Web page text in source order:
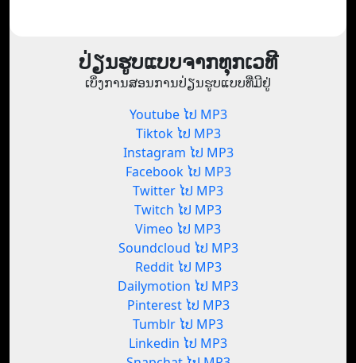
ປ່ຽນຮູບແບບຈາກທຸກເວທີ
ເບິ່ງການສອນການປ່ຽນຮູບແບບທີ່ມີຢູ່
Youtube ໄປ MP3
Tiktok ໄປ MP3
Instagram ໄປ MP3
Facebook ໄປ MP3
Twitter ໄປ MP3
Twitch ໄປ MP3
Vimeo ໄປ MP3
Soundcloud ໄປ MP3
Reddit ໄປ MP3
Dailymotion ໄປ MP3
Pinterest ໄປ MP3
Tumblr ໄປ MP3
Linkedin ໄປ MP3